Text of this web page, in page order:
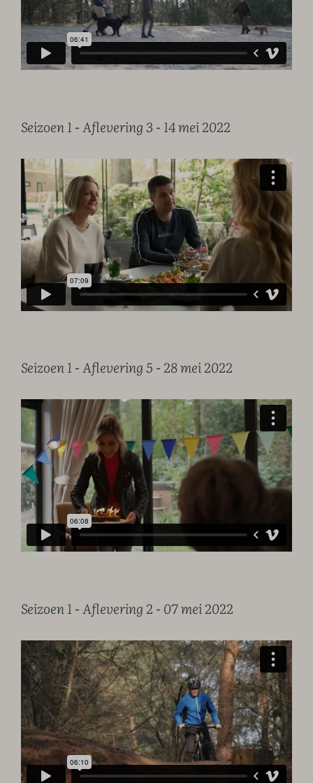
Seizoen 1 - Aflevering 3 - 14 mei 2022
Seizoen 1 - Aflevering 5 - 28 mei 2022
Seizoen 1 - Aflevering 2 - 07 mei 2022